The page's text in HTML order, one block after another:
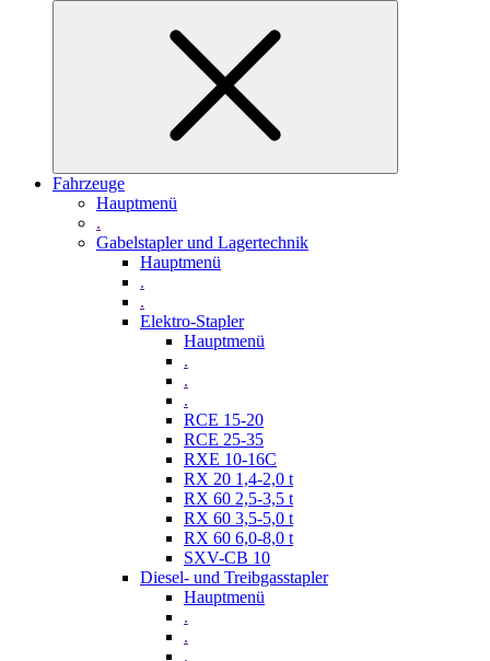
Fahrzeuge
Hauptmenü
.
Gabelstapler und Lagertechnik
Hauptmenü
.
.
Elektro-Stapler
Hauptmenü
.
.
.
RCE 15-20
RCE 25-35
RXE 10-16C
RX 20 1,4-2,0 t
RX 60 2,5-3,5 t
RX 60 3,5-5,0 t
RX 60 6,0-8,0 t
SXV-CB 10
Diesel- und Treibgasstapler
Hauptmenü
.
.
.